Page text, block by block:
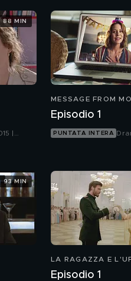
|
88 MIN
MESSAGE FROM
Episodio 1
PUNTATA INTERA
93 MIN
LA RAGAZZA E
Episodio 1